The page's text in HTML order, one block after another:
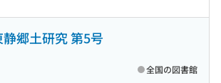
静郷土研究 第5号
全国の図書館